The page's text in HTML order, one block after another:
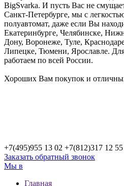
BigSvarka. И пусть Вас не
Санкт-Петербурге, мы с
полуавтомат, даже если Вы
Екатеринбурге, Челябинске,
Дону, Воронеже, Туле,
Липецке, Тюмени, Ярославле.
работаем по всей России.
Хороших Вам покупок и
+7(495)955 13 02 +7(812)317 12 55
Заказать обратный звонок
Мы в
Главная